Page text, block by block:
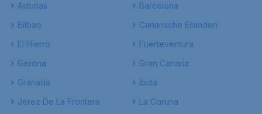
Asturias
Barcelona
Bilbao
Canarische Eilanden
El Hierro
Fuerteventura
Gerona
Gran Canaria
Granada
Ibiza
Jerez De La Frontera
La Coruna